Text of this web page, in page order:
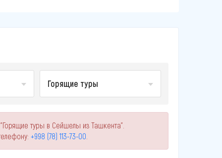
Горящие туры
туры в Сейшелы из Ташкента".
+998 (78) 113-73-00